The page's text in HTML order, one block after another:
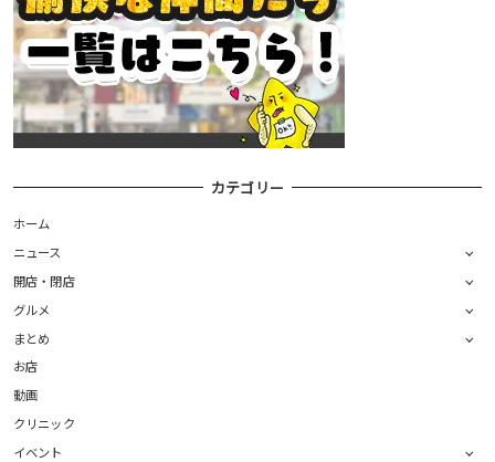
カテゴリー
ホーム
ニュース
開店・閉店
グルメ
まとめ
お店
動画
クリニック
イベント